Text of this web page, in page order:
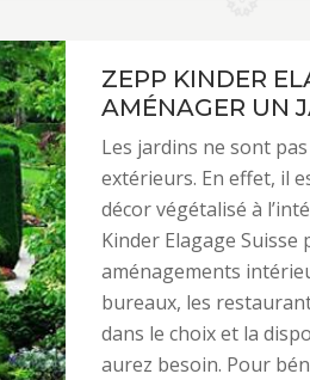
ZEPP KINDER
AMÉNAGER UN
Les jardins ne sont
extérieurs. En effet, il
décor végétalisé à
Kinder Elagage
aménagements
bureaux, les
dans le choix et la
aurez besoin. Pour